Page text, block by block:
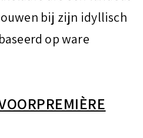
bij zijn idyllisch
op ware